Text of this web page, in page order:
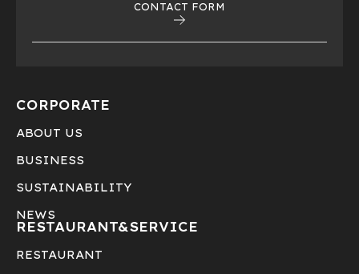
CONTACT FORM
CORPORATE
ABOUT US
BUSINESS
SUSTAINABILITY
NEWS
RESTAURANT&SERVICE
RESTAURANT